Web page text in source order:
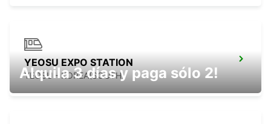
YEOSU EXPO STATION
YEOSU - KOREA(SOUTH)
Alquila 3 días y paga sólo 2!